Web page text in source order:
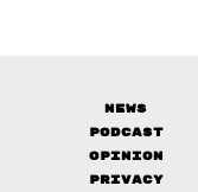
News
Podcast
Opinion
Privacy